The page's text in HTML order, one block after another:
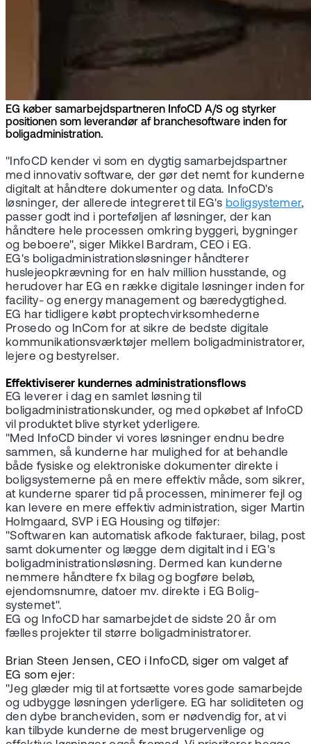
EG køber samarbejdspartneren InfoCD A/S og styrker
positionen som leverandør af branchesoftware inden for
boligadministration.
"InfoCD kender vi som en dygtig samarbejdspartner
med innovativ software, der gør det nemt for kunderne
digitalt at håndtere dokumenter og data. InfoCD's
løsninger, der allerede integreret til EG's boligsystemer,
passer godt ind i porteføljen af løsninger, der kan
håndtere hele processen omkring byggeri, bygninger
og beboere", siger Mikkel Bardram, CEO i EG.
EG's boligadministrationsløsninger håndterer
huslejeopkrævning for en halv million husstande, og
herudover har EG en række digitale løsninger inden for
facility- og energy management og bæredygtighed.
EG har tidligere købt proptechvirksomhederne
Prosedo og InCom for at sikre de bedste digitale
kommunikationsværktøjer mellem boligadministratorer,
lejere og bestyrelser.
Effektiviserer kundernes administrationsflows
EG leverer i dag en samlet løsning til
boligadministrationskunder, og med opkøbet af InfoCD
vil produktet blive styrket yderligere.
"Med InfoCD binder vi vores løsninger endnu bedre
sammen, så kunderne har mulighed for at behandle
både fysiske og elektroniske dokumenter direkte i
boligsystemerne på en mere effektiv måde, som sikrer,
at kunderne sparer tid på processen, minimerer fejl og
kan levere en mere effektiv administration, siger Martin
Holmgaard, SVP i EG Housing og tilføjer:
"Softwaren kan automatisk afkode fakturaer, bilag, post
samt dokumenter og lægge dem digitalt ind i EG's
boligadministrationsløsning. Dermed kan kunderne
nemmere håndtere fx bilag og bogføre beløb,
ejendomsnumre, datoer mv. direkte i EG Bolig-
systemet".
EG og InfoCD har samarbejdet de sidste 20 år om
fælles projekter til større boligadministratorer.
Brian Steen Jensen, CEO i InfoCD, siger om valget af
EG som ejer:
"Jeg glæder mig til at fortsætte vores gode samarbejde
og udbygge løsningen yderligere. EG har soliditeten og
den dybe brancheviden, som er nødvendig for, at vi
kan tilbyde kunderne de mest brugervenlige og